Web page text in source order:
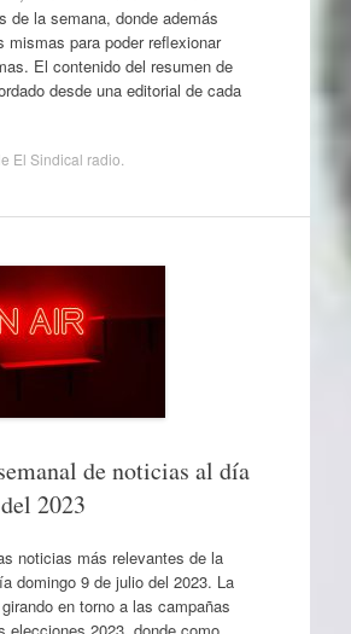
de la semana, donde además
mismas para poder reflexionar
El contenido del resumen de
desde una editorial de cada
El Sindical radio
de noticias al día
2023
noticias más relevantes de la
domingo 9 de julio del 2023. La
en torno a las campañas
elecciones 2023, donde como